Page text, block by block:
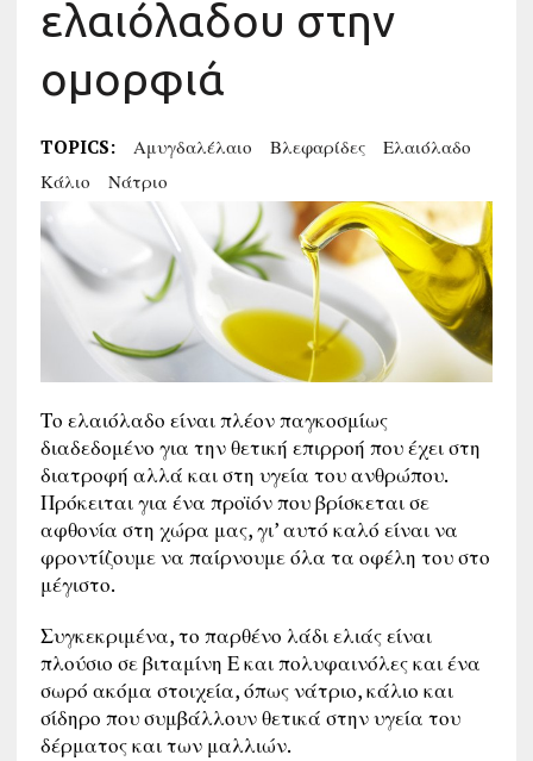
ελαιόλαδου στην
ομορφιά
TOPICS: Αμυγδαλέλαιο Βλεφαρίδες
Ελαιόλαδο
Κάλιο
Νάτριο
Το ελαιόλαδο είναι πλέον παγκοσμίως
διαδεδομένο για την θετική επιρροή που έχει στη
διατροφή αλλά και στη υγεία του ανθρώπου.
Πρόκειται για ένα προϊόν που βρίσκεται σε
αφθονία στη χώρα μας, γι’ αυτό καλό είναι να
φροντίζουμε να παίρνουμε όλα τα οφέλη του στο
μέγιστο.
Συγκεκριμένα, το παρθένο λάδι ελιάς είναι
πλούσιο σε βιταμίνη Ε και πολυφαινόλες και ένα
σωρό ακόμα στοιχεία, όπως νάτριο, κάλιο και
σίδηρο που συμβάλλουν θετικά στην υγεία του
δέρματος και των μαλλιών.